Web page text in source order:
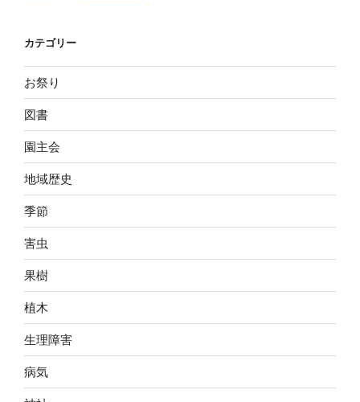
カテゴリー
お祭り
図書
園主会
地域歴史
季節
害虫
果樹
植木
生理障害
病気